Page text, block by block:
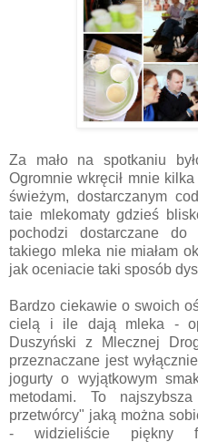
Za mało na spotkaniu
Ogromnie wkręcił mnie
świeżym, dostarczanym
taie mlekomaty gdzieś
pochodzi dostarczane
takiego mleka nie miałam
jak oceniacie taki sposób
Bardzo ciekawie o swoich
cielą i ile dają mleka -
Duszyński z Mlecznej
przeznaczane jest
jogurty o wyjątkowym
metodami. To
przetwórcy" jaką można
- widzieliście